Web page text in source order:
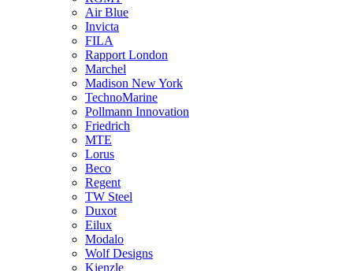
Air Blue
Invicta
FILA
Rapport London
Marchel
Madison New York
TechnoMarine
Pollmann Innovation
Friedrich
MTE
Lorus
Beco
Regent
TW Steel
Duxot
Eilux
Modalo
Wolf Designs
Kienzle